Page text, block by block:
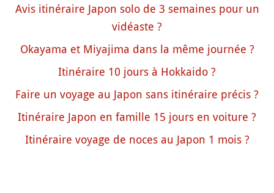
Avis itinéraire Japon solo de 3 semaines pour un
vidéaste ?
Okayama et Miyajima dans la même journée ?
Itinéraire 10 jours à Hokkaido ?
Faire un voyage au Japon sans itinéraire précis ?
Itinéraire Japon en famille 15 jours en voiture ?
Itinéraire voyage de noces au Japon 1 mois ?